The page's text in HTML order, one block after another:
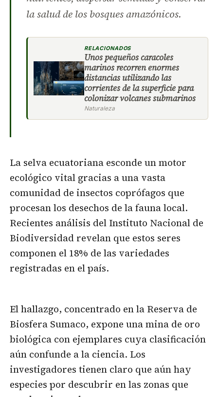
la salud de los bosques amazónicos.
RELACIONADOS
Unos pequeños caracoles
marinos recorren enormes
distancias utilizando las
corrientes de la superficie para
colonizar volcanes submarinos
Naturaleza
La selva ecuatoriana esconde un motor
ecológico vital gracias a una vasta
comunidad de insectos coprófagos que
procesan los desechos de la fauna local.
Recientes análisis del Instituto Nacional de
Biodiversidad revelan que estos seres
componen el 18% de las variedades
registradas en el país.
El hallazgo, concentrado en la Reserva de
Biosfera Sumaco, expone una mina de oro
biológica con ejemplares cuya clasificación
aún confunde a la ciencia. Los
investigadores tienen claro que aún hay
especies por descubrir en las zonas que